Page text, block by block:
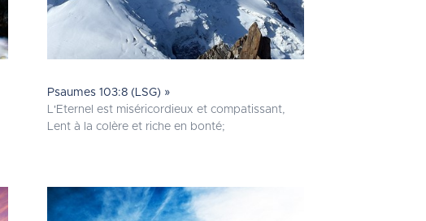
Psaumes 103:8 (LSG) »
L'Eternel est miséricordieux et compatissant,
Lent à la colère et riche en bonté;